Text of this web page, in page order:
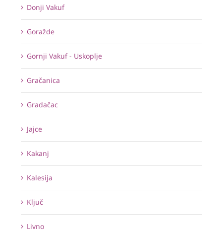
Donji Vakuf
Goražde
Gornji Vakuf - Uskoplje
Gračanica
Gradačac
Jajce
Kakanj
Kalesija
Ključ
Livno